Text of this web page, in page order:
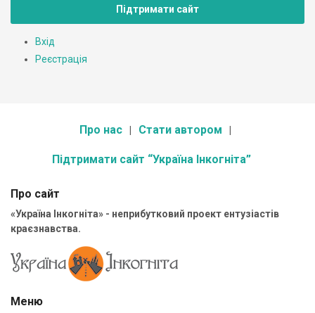
Підтримати сайт
Вхід
Реєстрація
Про нас Стати автором
Підтримати сайт “Україна Інкогніта”
Про сайт
«Україна Інкогніта» - неприбутковий проект ентузіастів
краєзнавства.
Меню